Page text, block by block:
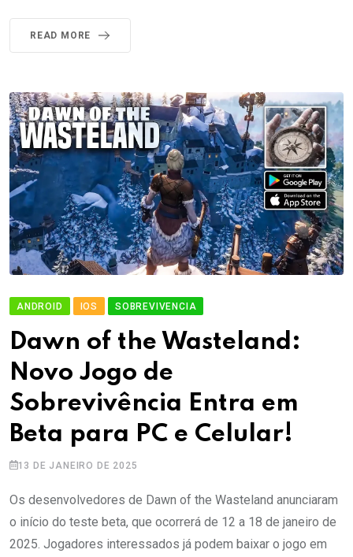
READ MORE
ANDROID IOS SOBREVIVENCIA
Dawn of the Wasteland:
Novo Jogo de
Sobrevivência Entra em
Beta para PC e Celular!
13 DE JANEIRO DE 2025
Os desenvolvedores de Dawn of the Wasteland anunciaram
o início do teste beta, que ocorrerá de 12 a 18 de janeiro de
2025. Jogadores interessados já podem baixar o jogo em